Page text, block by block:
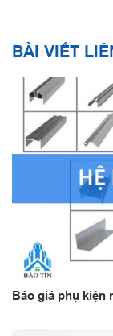
BÀI VIẾT
Báo giá phụ kiện